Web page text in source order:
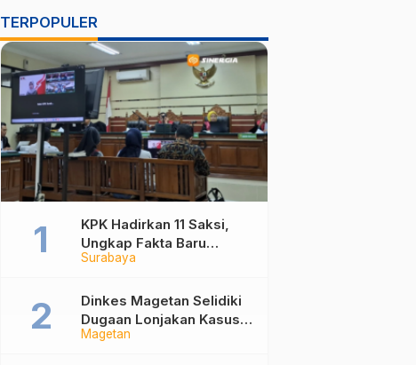
TERPOPULER
Surabaya
KPK Hadirkan 11 Saksi,
Ungkap Fakta Baru
Sidang Korupsi Wali Kota
Magetan
Dinkes Magetan Selidiki
Dugaan Lonjakan Kasus
Diare di Lembeyan,